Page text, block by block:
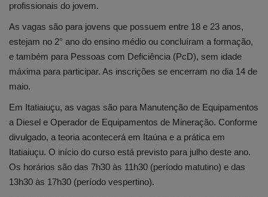
profissionais do jovem.
As vagas são para jovens que possuem entre 18 e 23 anos,
estejam no 2° ano do ensino médio ou concluíram a formação,
e também para Pessoas com Deficiência (PcD), sem idade
máxima para participar. As inscrições se encerram no dia 14 de
maio.
Em Itatiaiuçu, as vagas são para Manutenção de Equipamentos
a Diesel e Operador de Equipamentos de Mineração. Conforme
divulgado, a teoria acontecerá em Itaúna e a prática em
Itatiaiuçu. O início do curso está previsto para julho deste ano.
Os horários são das 7h30 às 11h30 (período matutino) e das
13h30 às 17h30 (período vespertino).